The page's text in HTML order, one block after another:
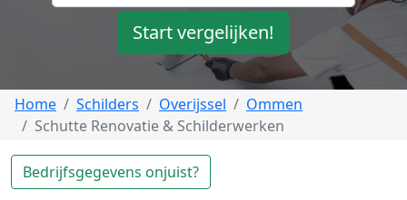
Start vergelijken!
Home Schilders Overijssel
Ommen
Schutte Renovatie & Schilderwerken
Bedrijfsgegevens onjuist?